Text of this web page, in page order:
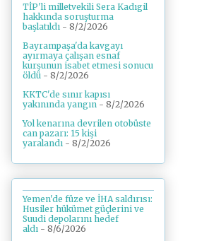
TİP'li milletvekili Sera Kadıgil
hakkında soruşturma
başlatıldı - 8/2/2026
Bayrampaşa'da kavgayı
ayırmaya çalışan esnaf
kurşunun isabet etmesi sonucu
öldü - 8/2/2026
KKTC'de sınır kapısı
yakınında yangın - 8/2/2026
Yol kenarına devrilen otobüste
can pazarı: 15 kişi
yaralandı - 8/2/2026
Yemen'de füze ve İHA saldırısı:
Husiler hükümet güçlerini ve
Suudi depolarını hedef
aldı - 8/6/2026